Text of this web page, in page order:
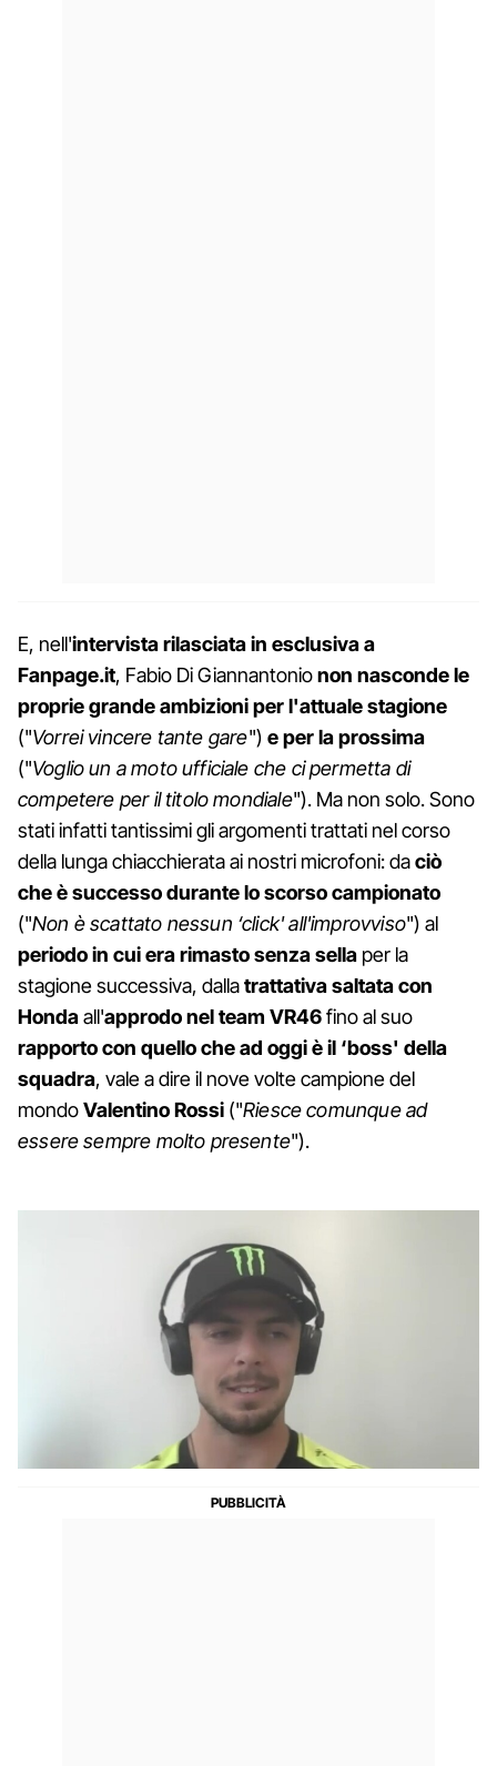
E, nell'intervista rilasciata in esclusiva a
Fanpage.it, Fabio Di Giannantonionon nasconde le
proprie grande ambizioni per l'attuale stagione
("Vorrei vincere tante gare") e per la prossima
("Voglio un a moto ufficiale che ci permetta di
competere per il titolo mondiale"). Ma non solo. Sono
stati infatti tantissimi gli argomenti trattati nel corso
della lunga chiacchierata ai nostri microfoni: daciò
che è successo durante lo scorso campionato
("Non è scattato nessun ‘click' all'improvviso") al
periodo in cui era rimasto senza sella per la
stagione successiva, dallatrattativa saltata con
Hondaall'approdo nel team VR46fino al suo
rapporto con quello che ad oggi è il ‘boss' della
squadra, vale a dire il nove volte campione del
mondoValentino Rossi ("Riesce comunque ad
essere sempre molto presente").